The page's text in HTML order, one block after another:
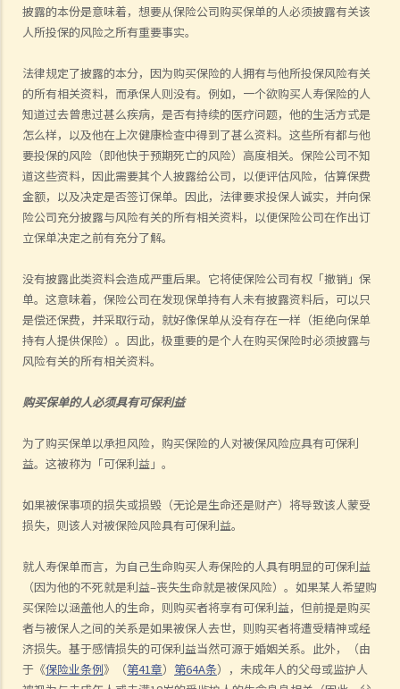
披露的本份是意味着，想要从保险公司购买保单的人必须披露有关该
人所投保的风险之所有重要事实。
法律规定了披露的本分，因为购买保险的人拥有与他所投保风险有关
的所有相关资料，而承保人则没有。例如，一个欲购买人寿保险的人
知道过去曾患过甚么疾病，是否有持续的医疗问题，他的生活方式是
怎么样，以及他在上次健康检查中得到了甚么资料。这些所有都与他
要投保的风险（即他快于预期死亡的风险）高度相关。保险公司不知
道这些资料，因此需要其个人披露给公司，以便评估风险，估算保费
金额，以及决定是否签订保单。因此，法律要求投保人诚实，并向保
险公司充分披露与风险有关的所有相关资料，以便保险公司在作出订
立保单决定之前有充分了解。
没有披露此类资料会造成严重后果。它将使保险公司有权「撤销」保
单。这意味着，保险公司在发现保单持有人未有披露资料后，可以只
是偿还保费，并采取行动，就好像保单从没有存在一样（拒绝向保单
持有人提供保险）。因此，极重要的是个人在购买保险时必须披露与
风险有关的所有相关资料。
购买保单的人必须具有可保利益
为了购买保单以承担风险，购买保险的人对被保风险应具有可保利
益。这被称为「可保利益」。
如果被保事项的损失或损毁（无论是生命还是财产）将导致该人蒙受
损失，则该人对被保险风险具有可保利益。
就人寿保单而言， 为自己生命购买人寿保险的人具有明显的可保利益
（因为他的不死就是利益–丧失生命就是被保风险）。如果某人希望购
买保险以涵盖他人的生命，则购买者将享有可保利益，但前提是购买
者与被保人之间的关系是如果被保人去世，则购买者将遭受精神或经
济损失。基于感情损失的可保利益当然可源于婚姻关系。此外，（由
于《保险业条例》（第41章） 第64A条），未成年人的父母或监护人